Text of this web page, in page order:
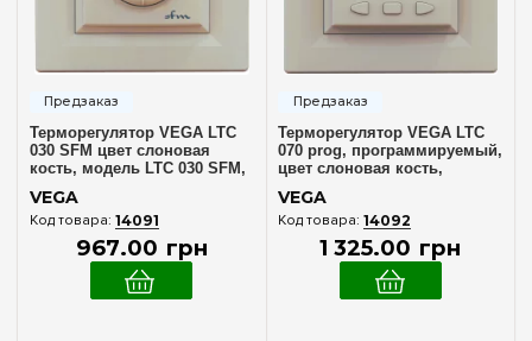
Терморегулятор VEGA LTC
030 SFM цвет слоновая
кость, модель LTC 030 SFM,
температурой
VEGA
14091
967.00 грн
Терморегулятор VEGA LTC
070 prog, программируемый,
цвет слоновая кость,
сл. кость
VEGA
14092
1 325.00 грн